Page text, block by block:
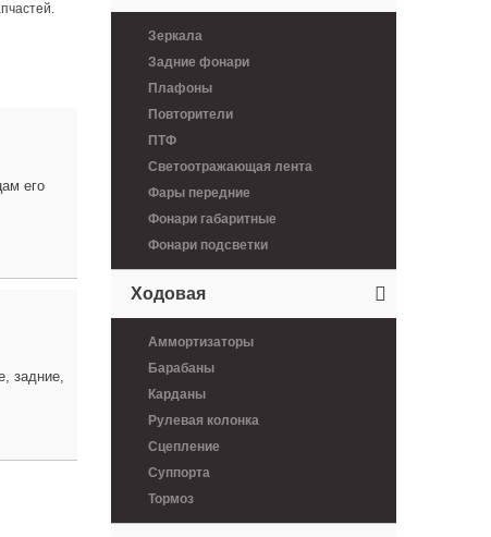
его
задние,
Зеркала
Задние фонари
Плафоны
Повторители
ПТФ
Светоотражающая лента
Фары передние
Фонари габаритные
Фонари подсветки
Ходовая
Аммортизаторы
Барабаны
Карданы
Рулевая колонка
Сцепление
Суппорта
Тормоз